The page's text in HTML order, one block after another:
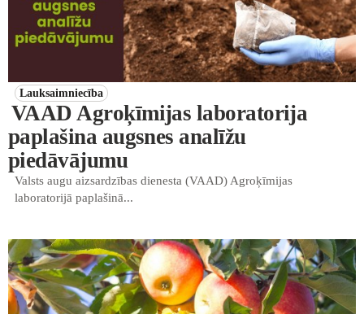
Lauksaimniecība
VAAD Agroķīmijas laboratorija
paplašina augsnes analīžu
piedāvājumu
Valsts augu aizsardzības dienesta (VAAD) Agroķīmijas
laboratorijā paplašinā...